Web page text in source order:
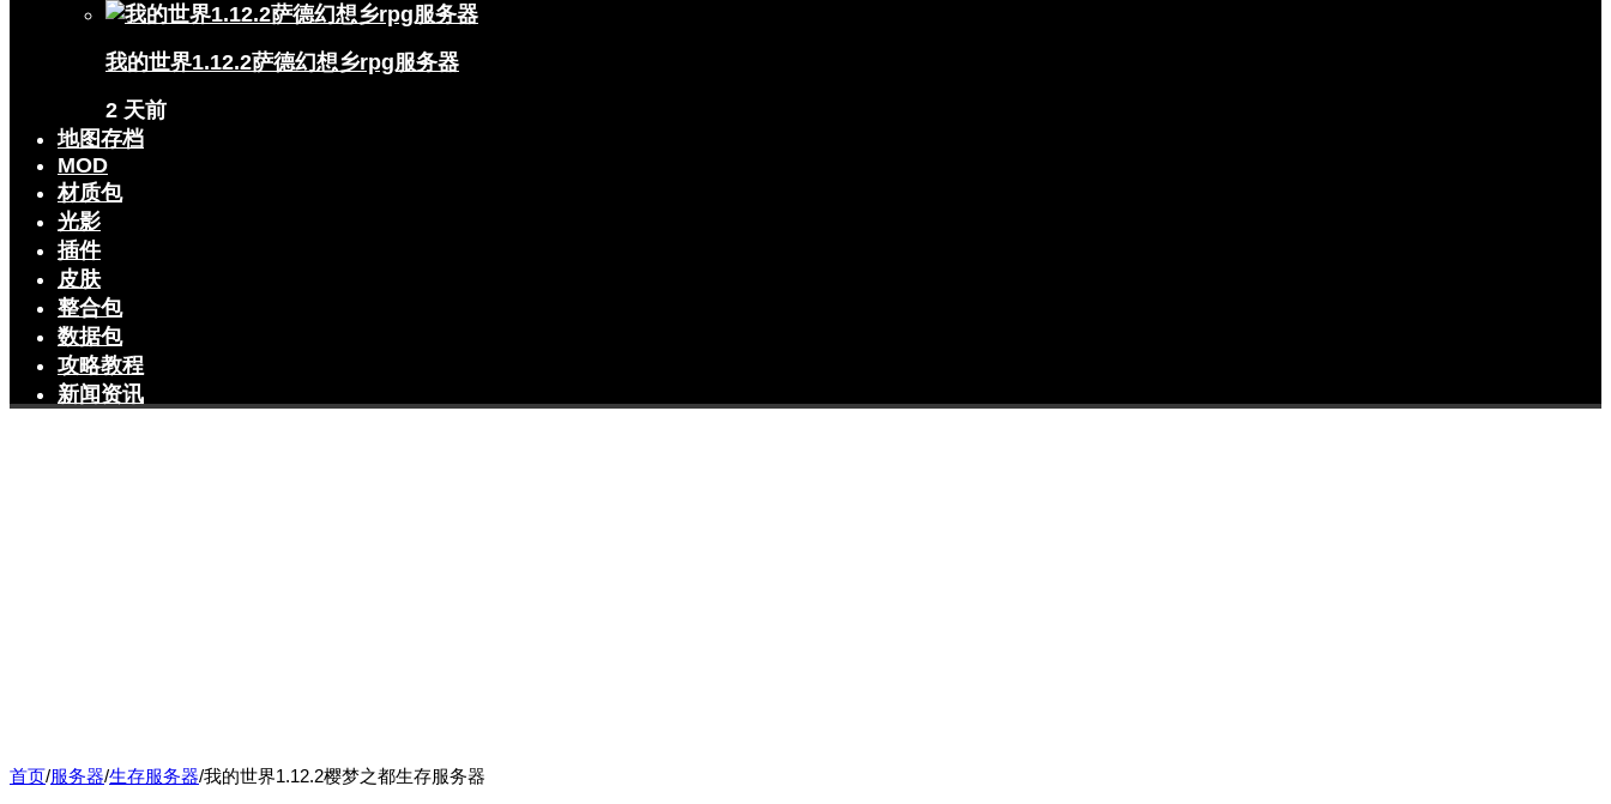
我的世界1.12.2萨德幻想乡rpg服务器
2 天前
地图存档
MOD
材质包
光影
插件
皮肤
整合包
数据包
攻略教程
新闻资讯
首页/服务器/生存服务器/我的世界1.12.2樱梦之都生存服务器